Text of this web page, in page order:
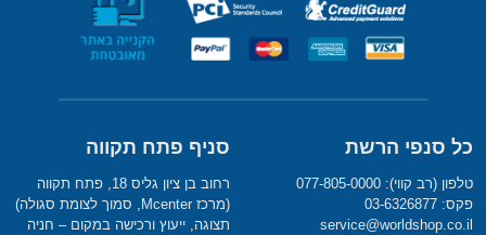
כל סנפי הרשת
טלפון (רב קווי): 077-805-0000
פקס: 03-6326877
service@worldshop.co.il
סניף פתח תקווה
רחוב בן ציון גליס 18, פתח תקווה
(מרכז Mcenter, סמוך לצומת סגולה)
תצוגה, ייעוץ ורכישה במקום – חניה